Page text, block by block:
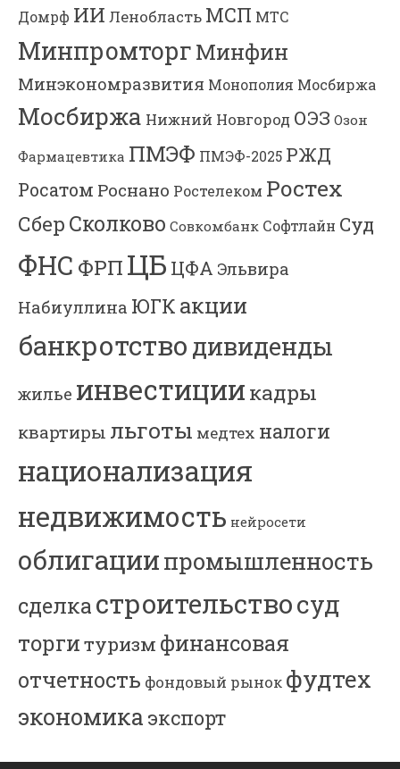
Домрф ИИ Ленобласть МСП МТС
МинпромторгМинфин
Минэкономразвития Монополия Мосбиржа
Мосбиржа Нижний Новгород ОЭЗ Озон
Фармацевтика ПМЭФ ПМЭФ-2025 РЖД
Росатом Роснано Ростелеком Ростех
Сбер Сколково Совкомбанк Софтлайн Суд
ФНС ФРП ЦБ ЦФА Эльвира
Набиуллина ЮГК акции
банкротство дивиденды
жилье инвестиции кадры
квартиры льготы медтех налоги
национализация
недвижимость нейросети
облигациипромышленность
сделкастроительствосуд
торгитуризм финансовая
отчетность фондовый рынок фудтех
экономика экспорт